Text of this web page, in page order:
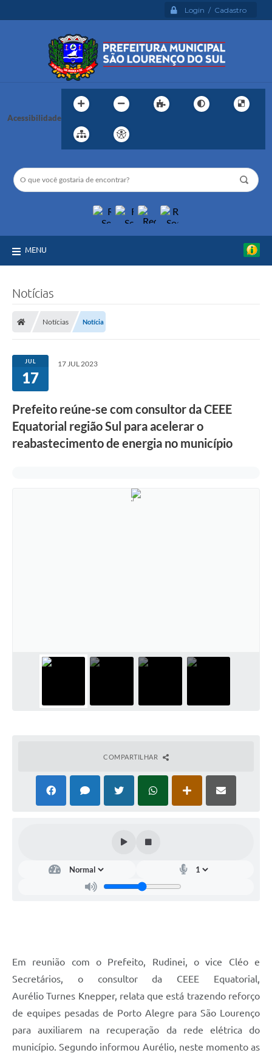
Login / Cadastro
Acessibilidade
MENU
Notícias
Notícias Notícia
JUL
17
17 JUL 2023
Prefeito reúne-se com consultor da CEEE
Equatorial região Sul para acelerar o
reabastecimento de energia no município
COMPARTILHAR
Em reunião com o Prefeito, Rudinei, o vice Cléo e
Secretários, o consultor da CEEE Equatorial,
Aurélio Turnes Knepper, relata que está trazendo reforço
de equipes pesadas de Porto Alegre para São Lourenço
para auxiliarem na recuperação da rede elétrica do
município. Segundo informou Aurélio, neste momento as